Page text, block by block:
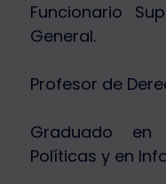
Funcionario
General.
Profesor de
Graduado en
Políticas y en